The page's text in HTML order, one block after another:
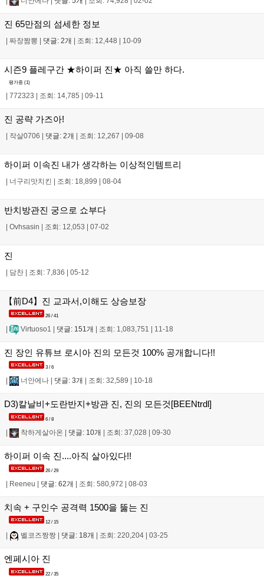
진 65만점의 섬세한 정보
짜장짬뽕 댓글: 2개 조회: 12,448 10-09
시즌9 플레구간 ★하이퍼 진★ 아직 쓸만 하다.
평가중 (1)
| 772323 | 조회: 14,785 | 09-11
진 공략 가즈아!
| 작살0706 | 댓글: 2개 | 조회: 12,267 | 09-08
하이퍼 이속진 내가 생각하는 이상적인템트리
| 너구리맛치킨 | 조회: 18,899 | 08-04
반치방관진 궁으로 쇼부다
| Ovhsasin | 조회: 12,053 | 07-02
진
| 담찬 | 조회: 7,836 | 05-12
【前D4】진 교과서,이해도 상승보장
26 / 41
Virtuoso1 댓글: 151개 조회: 1,083,751 11-18
진 장인 유튜브 로시아 진의 모든것 100% 공개합니다!!
3 / 6
너안에나 댓글: 3개 조회: 32,589 10-18
D3)칼날비+도란반지+방관 진, 진의 모든것[BEENtrdl]
6 / 8
| 착하게살아온 | 댓글: 10개 | 조회: 37,028 | 09-30
하이퍼 이속 진....아직 살아있다!!
26 / 29
Reeneu 댓글: 62개 조회: 580,972 08-03
치속 + 구인수 공격력 1500을 뚫는 진
12 / 15
벨코즈짱짱 댓글: 18개 조회: 220,204 03-25
엔페시아 진
22 / 35